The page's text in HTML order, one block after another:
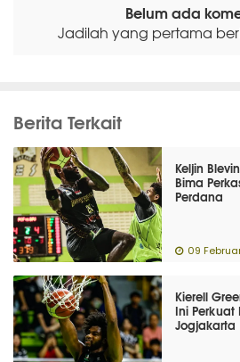
Belum ada
Jadilah yang pertama
Berita Terkait
Keljin
Bima
Perdana
09
Kierell
Ini Perkuat
Jogjakarta